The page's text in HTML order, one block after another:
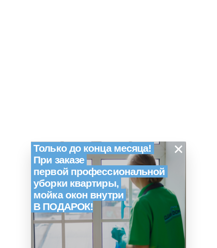
Только до конца месяца!
При заказе
первой профессиональной
уборки квартиры,
мойка окон внутри
В ПОДАРОК!
×